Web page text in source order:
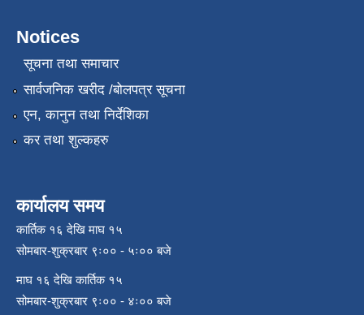
Notices
सूचना तथा समाचार
सार्वजनिक खरीद /बोलपत्र सूचना
एन, कानुन तथा निर्देशिका
कर तथा शुल्कहरु
कार्यालय समय
कार्तिक १६ देखि माघ १५
सोमबार-शुक्रबार ९ः०० - ५ः०० बजे
माघ १६ देखि कार्तिक १५
सोमबार-शुक्रबार ९ः०० - ४ः०० बजे